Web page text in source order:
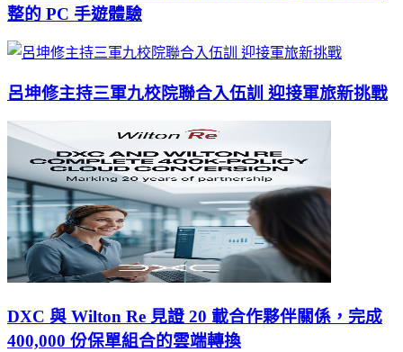
整的 PC 手遊體驗
呂坤修主持三軍九校院聯合入伍訓 迎接軍旅新挑戰
DXC 與 Wilton Re 見證 20 載合作夥伴關係，完成
400,000 份保單組合的雲端轉換